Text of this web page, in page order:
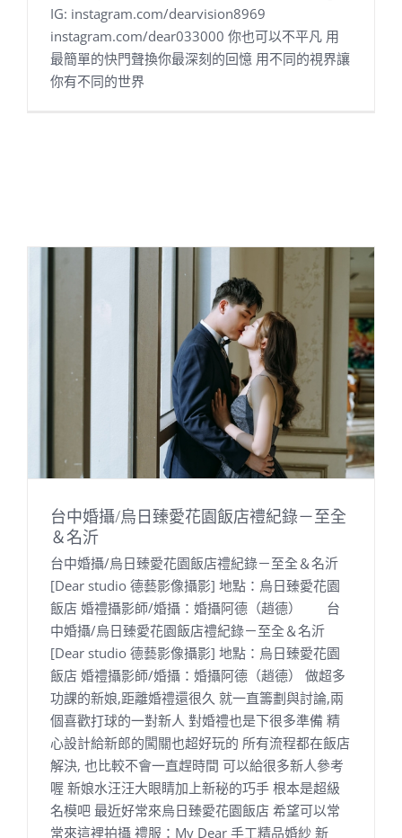
IG: instagram.com/dearvision8969
instagram.com/dear033000 你也可以不平凡 用
最簡單的快門聲換你最深刻的回憶 用不同的視界讓
你有不同的世界
台中婚攝/烏日臻愛花園飯店禮紀錄－至全
＆名沂
台中婚攝/烏日臻愛花園飯店禮紀錄－至全＆名沂
[Dear studio 德藝影像攝影] 地點：烏日臻愛花園
飯店 婚禮攝影師/婚攝：婚攝阿德（趙德） 台
中婚攝/烏日臻愛花園飯店禮紀錄－至全＆名沂
[Dear studio 德藝影像攝影] 地點：烏日臻愛花園
飯店 婚禮攝影師/婚攝：婚攝阿德（趙德） 做超多
功課的新娘,距離婚禮還很久 就一直籌劃與討論,兩
個喜歡打球的一對新人 對婚禮也是下很多準備 精
心設計給新郎的闖關也超好玩的 所有流程都在飯店
解決, 也比較不會一直趕時間 可以給很多新人參考
喔 新娘水汪汪大眼睛加上新秘的巧手 根本是超級
名模吧 最近好常來烏日臻愛花園飯店 希望可以常
常來這裡拍攝 禮服：My Dear 手工精品婚紗 新